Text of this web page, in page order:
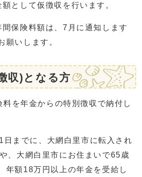
として仮徴収を行います。
保険料額は、7月に通知します
願いします。
収)となる方
を年金からの特別徴収で納付し
までに、大網白里市に転入され
、大網白里市にお住まいで65歳
年額18万円以上の年金を受給し